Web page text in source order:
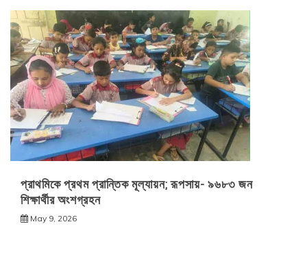
প্রাথমিকে প্রথম প্রান্তিক মূল্যায়ন; রূপসায়- ৯৬৮৩ জন
শিক্ষার্থীর অংশগ্রহন
May 9, 2026